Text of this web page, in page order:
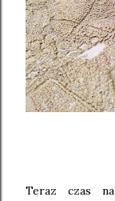
Teraz czas